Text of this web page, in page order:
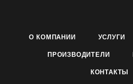
О КОМПАНИИ УСЛУГИ
ПРОИЗВОДИТЕЛИ
КОНТАКТЫ